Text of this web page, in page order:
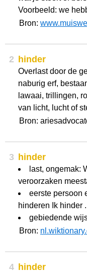
Voorbeeld: we
Bron:
2 hinder
Overlast door de
naburig erf,
lawaai, trillingen,
van licht, lucht of
Bron:
3 hinder
last, ongemak:
veroorzaken
eerste persoon
hinderen Ik hinder .
gebiedende
Bron:
4 hinder